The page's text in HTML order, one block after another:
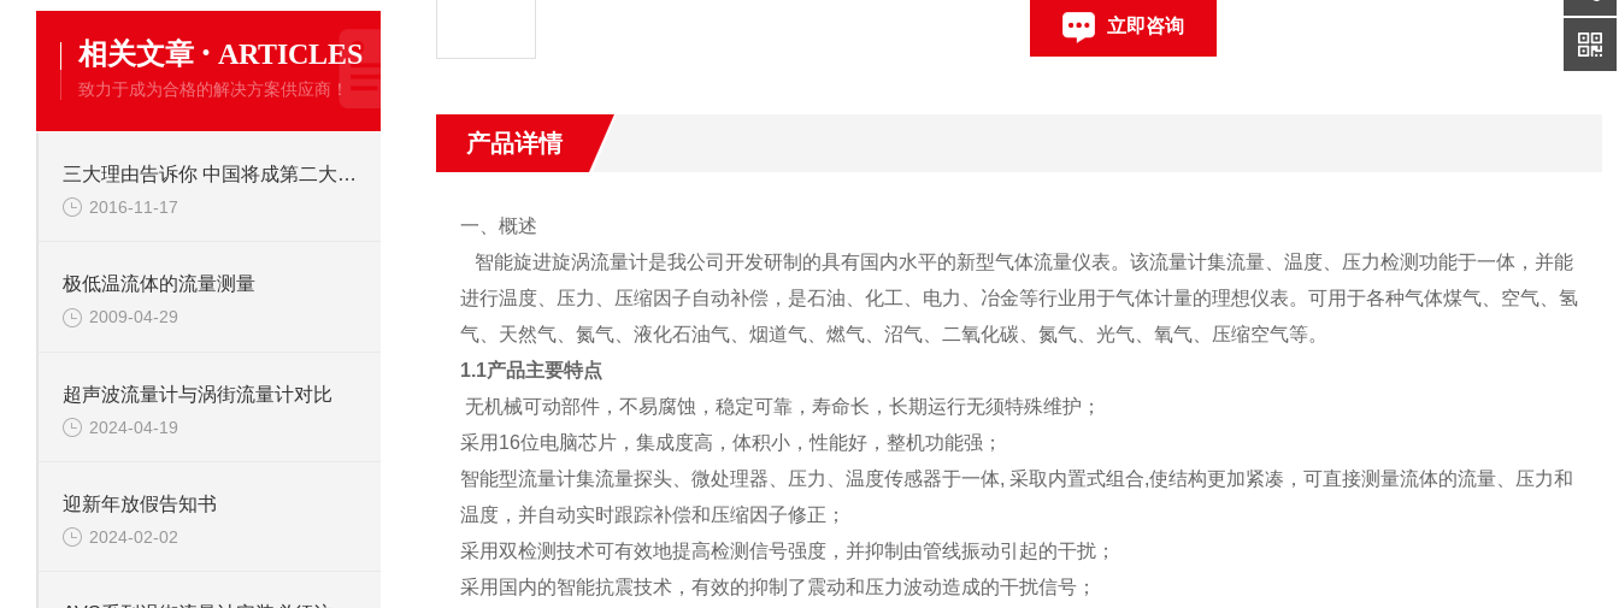
相关文章 · ARTICLES
致力于成为合格的解决方案供应商！
三大理由告诉你 中国将成第二大天然气生产国！
2016-11-17
极低温流体的流量测量
2009-04-29
超声波流量计与涡街流量计对比
2024-04-19
迎新年放假告知书
2024-02-02
立即咨询
产品详情
一、概述
智能旋进旋涡流量计是我公司开发研制的具有国内水平的新型气体流量仪表。该流量计集流量、温度、压力检测功能于一体，并能
进行温度、压力、压缩因子自动补偿，是石油、化工、电力、冶金等行业用于气体计量的理想仪表。可用于各种气体煤气、空气、氢
气、天然气、氮气、液化石油气、烟道气、燃气、沼气、二氧化碳、氮气、光气、氧气、压缩空气等。
1.1产品主要特点
无机械可动部件，不易腐蚀，稳定可靠，寿命长，长期运行无须特殊维护；
采用16位电脑芯片，集成度高，体积小，性能好，整机功能强；
智能型流量计集流量探头、微处理器、压力、温度传感器于一体, 采取内置式组合,使结构更加紧凑，可直接测量流体的流量、压力和
温度，并自动实时跟踪补偿和压缩因子修正；
采用双检测技术可有效地提高检测信号强度，并抑制由管线振动引起的干扰；
采用国内的智能抗震技术，有效的抑制了震动和压力波动造成的干扰信号；